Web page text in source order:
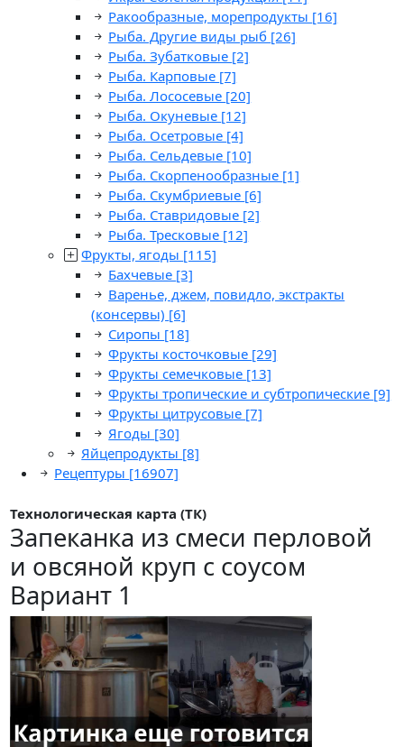
Ракообразные, морепродукты [16]
Рыба. Другие виды рыб [26]
Рыба. Зубатковые [2]
Рыба. Карповые [7]
Рыба. Лососевые [20]
Рыба. Окуневые [12]
Рыба. Осетровые [4]
Рыба. Сельдевые [10]
Рыба. Скорпенообразные [1]
Рыба. Скумбриевые [6]
Рыба. Ставридовые [2]
Рыба. Тресковые [12]
Фрукты, ягоды [115]
Бахчевые [3]
Варенье, джем, повидло, экстракты
(консервы) [6]
Сиропы [18]
Фрукты косточковые [29]
Фрукты семечковые [13]
Фрукты тропические и субтропические [9]
Фрукты цитрусовые [7]
Ягоды [30]
Яйцепродукты [8]
Рецептуры [16907]
Технологическая карта (ТК)
Запеканка из смеси перловой
и овсяной круп с соусом
Вариант 1